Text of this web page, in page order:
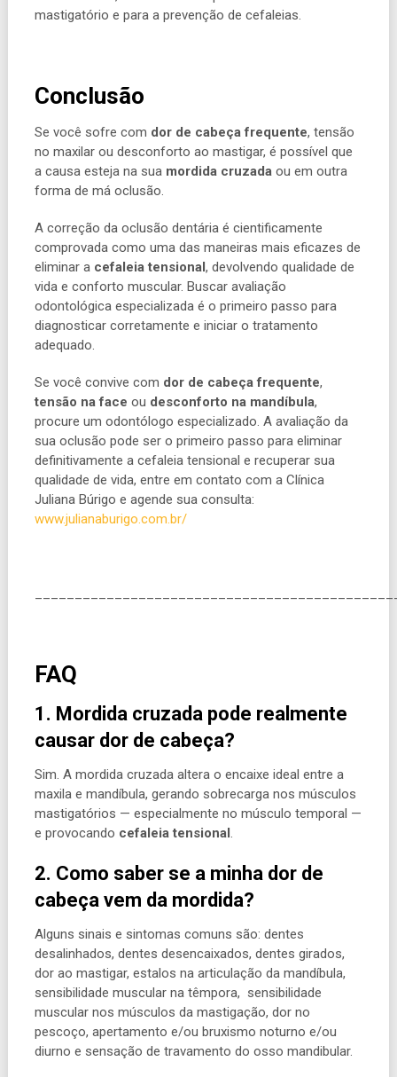
mastigatório e para a prevenção de cefaleias.
Conclusão
Se você sofre com dor de cabeça frequente, tensão
no maxilar ou desconforto ao mastigar, é possível que
a causa esteja na sua mordida cruzadaou em outra
forma de má oclusão.
A correção da oclusão dentária é cientificamente
comprovada como uma das maneiras mais eficazes de
eliminar a cefaleia tensional , devolvendo qualidade de
vida e conforto muscular. Buscar avaliação
odontológica especializada é o primeiro passo para
diagnosticar corretamente e iniciar o tratamento
adequado.
Se você convive com dor de cabeça frequente,
tensão na face ou desconforto na mandíbula,
procure um odontólogo especializado. A avaliação da
sua oclusão pode ser o primeiro passo para eliminar
definitivamente a cefaleia tensional e recuperar sua
qualidade de vida, entre em contato com a Clínica
Juliana Búrigo e agende sua consulta:
www.julianaburigo.com.br/
FAQ
1. Mordida cruzada pode realmente
causar dor de cabeça?
Sim. A mordida cruzada altera o encaixe ideal entre a
maxila e mandíbula, gerando sobrecarga nos músculos
mastigatórios — especialmente no músculo temporal —
e provocando cefaleia tensional .
2. Como saber se a minha dor de
cabeça vem da mordida?
Alguns sinais e sintomas comuns são: dentes
desalinhados, dentes desencaixados, dentes girados,
dor ao mastigar, estalos na articulação da mandíbula,
sensibilidade muscular na têmpora, sensibilidade
muscular nos músculos da mastigação, dor no
pescoço, apertamento e/ou bruxismo noturno e/ou
diurno e sensação de travamento do osso mandibular.